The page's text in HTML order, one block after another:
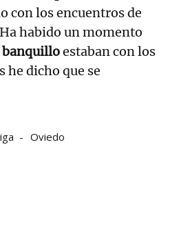
con los encuentros de
habido un momento
banquilloestaban con los
he dicho que se
Oviedo